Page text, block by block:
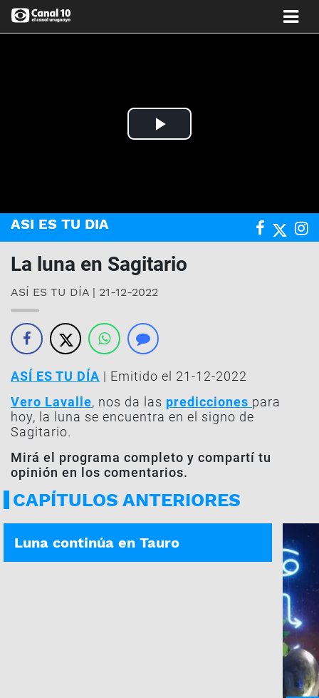
Play
ASI ES TU DIA
La luna en Sagitario
ASÍ ES TU DÍA | 21-12-2022
ASÍ ES TU DÍA | Emitido el 21-12-2022
Vero Lavalle, nos da las predicciones para
hoy, la luna se encuentra en el signo de
Sagitario.
Mirá el programa completo y compartí tu
opinión en los comentarios.
CAPÍTULOS ANTERIORES
ASÍ ES TU DÍA | 06-08-2026
Luna continúa en Tauro